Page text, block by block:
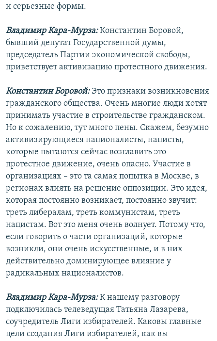
и серьезные формы.
Владимир Кара-Мурза:Константин Боровой,
бывший депутат Государственной думы,
председатель Партии экономической свободы,
приветствует активизацию протестного движения.
Константин Боровой:Это признаки возникновения
гражданского общества. Очень многие люди хотят
принимать участие в строительстве гражданском.
Но к сожалению, тут много пены. Скажем, безумно
активизирующиеся националисты, нацисты,
которые пытаются сейчас возглавить это
протестное движение, очень опасно. Участие в
организациях – это та самая попытка в Москве, в
регионах влиять на решение оппозиции. Это идея,
которая постоянно возникает, постоянно звучит:
треть либералам, треть коммунистам, треть
нацистам. Вот это меня очень волнует. Потому что,
если говорить о части организаций, которые
возникли, они очень искусственные, и в них
действительно доминирующее влияние у
радикальных националистов.
Владимир Кара-Мурза:К нашему разговору
подключилась телеведущая Татьяна Лазарева,
соучредитель Лиги избирателей. Каковы главные
цели создания Лиги избирателей, как вы